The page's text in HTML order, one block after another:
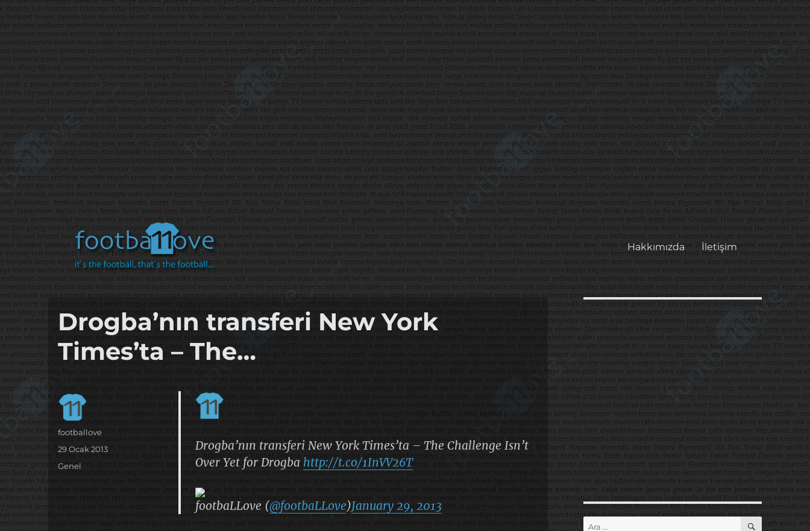
footbaLLove
it's the football, that's the football…
Hakkımızda İletişim
Drogba’nın transferi New York
Times’ta – The…
Drogba’nın transferi New York Times’ta – The Challenge Isn’t
Over Yet for Drogba http://t.co/1InVV26T
footbaLLove (@footbaLLove)January 29, 2013
Yazar
footballove
Yayın
tarihi
29 Ocak 2013
Kategoriler
Genel
Ara: ARA